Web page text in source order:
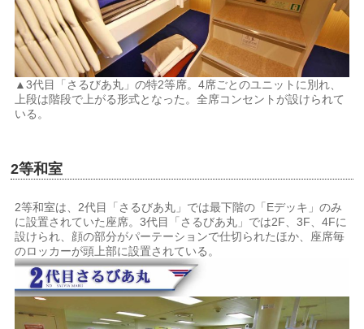
▲3代目「さるびあ丸」の特2等席。4席ごとのユニットに別れ、
上段は階段で上がる形式となった。全席コンセントが設けられて
いる。
2等和室
2等和室は、2代目「さるびあ丸」では最下階の「Eデッキ」のみ
に設置されていた座席。3代目「さるびあ丸」では2F、3F、4Fに
設けられ、顔の部分がパーテーションで仕切られたほか、座席毎
のロッカーが頭上部に設置されている。